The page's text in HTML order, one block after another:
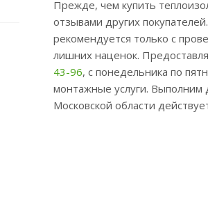
Прежде, чем купить
отзывами других
рекомендуется только с
лишних наценок.
43-96, с понедельника по
монтажные услуги. Выполним
Московской области